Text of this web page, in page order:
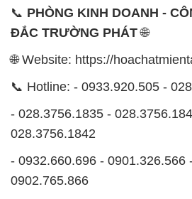
📞 PHÒNG KINH DOANH -
ĐẮC TRƯỜNG PHÁT🌐
🌐 Website: https://
📞 Hotline: - 0933.920.505 -
- 028.3756.1835 -
028.3756.1842
- 0932.660.696 - 0901.326.566
0902.765.866